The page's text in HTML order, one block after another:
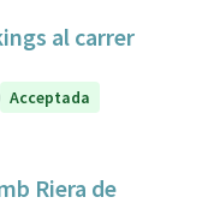
al carrer
Acceptada
Riera de